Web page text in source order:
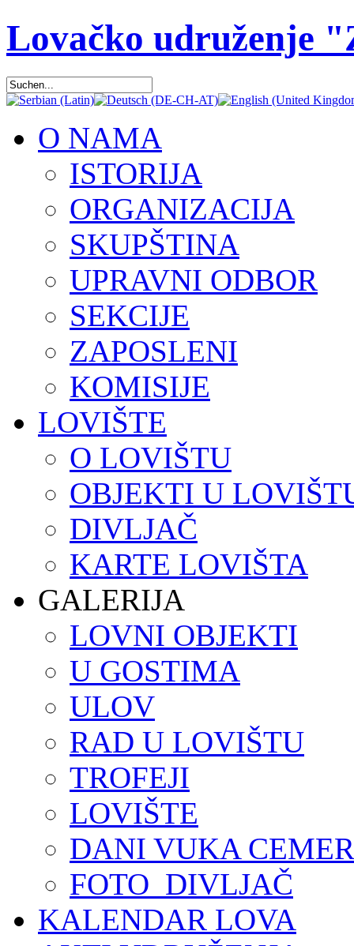
Lovačko udruženje
O NAMA
ISTORIJA
ORGANIZACIJA
SKUPŠTINA
UPRAVNI ODBOR
SEKCIJE
ZAPOSLENI
KOMISIJE
LOVIŠTE
O LOVIŠTU
OBJEKTI U
DIVLJAČ
KARTE LOVIŠTA
GALERIJA
LOVNI OBJEKTI
U GOSTIMA
ULOV
RAD U LOVIŠTU
TROFEJI
LOVIŠTE
DANI VUKA
FOTO_DIVLJAČ
KALENDAR LOVA